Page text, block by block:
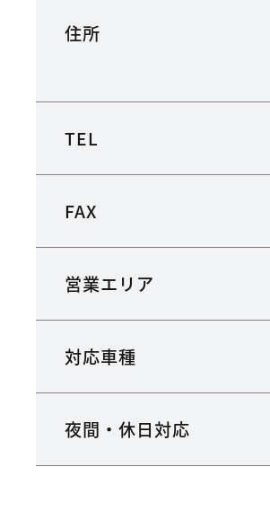
住所
TEL
FAX
営業エリア
対応車種
夜間・休日対応